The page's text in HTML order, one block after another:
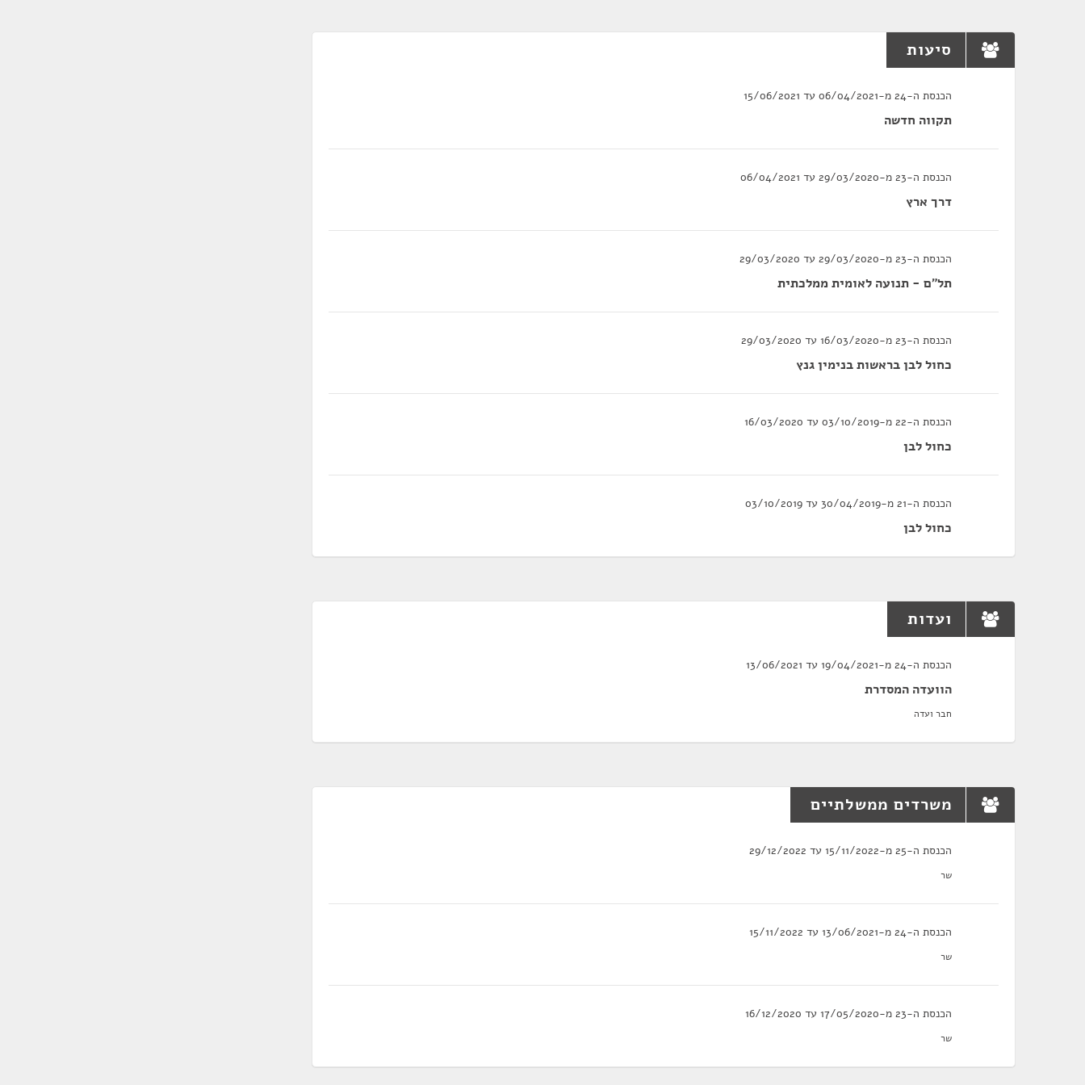
סיעות
הכנסת ה-24 מ-06/04/2021 עד 15/06/2021
תקווה חדשה
הכנסת ה-23 מ-29/03/2020 עד 06/04/2021
דרך ארץ
הכנסת ה-23 מ-29/03/2020 עד 29/03/2020
תל"ם - תנועה לאומית ממלכתית
הכנסת ה-23 מ-16/03/2020 עד 29/03/2020
כחול לבן בראשות בנימין גנץ
הכנסת ה-22 מ-03/10/2019 עד 16/03/2020
כחול לבן
הכנסת ה-21 מ-30/04/2019 עד 03/10/2019
כחול לבן
ועדות
הכנסת ה-24 מ-19/04/2021 עד 13/06/2021
הוועדה המסדרת
חבר ועדה
משרדים ממשלתיים
הכנסת ה-25 מ-15/11/2022 עד 29/12/2022
שר
הכנסת ה-24 מ-13/06/2021 עד 15/11/2022
שר
הכנסת ה-23 מ-17/05/2020 עד 16/12/2020
שר